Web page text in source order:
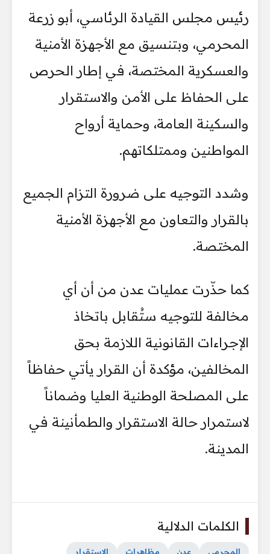
رئيس مجلس القيادة الرئاسي، أبو زرعة
المحرمي، وبتنسيق مع الأجهزة الأمنية
والعسكرية المختصة، في إطار الحرص
على الحفاظ على الأمن والاستقرار
والسكينة العامة، وحماية أرواح
المواطنين وممتلكاتهم.
وشدد التوجيه على ضرورة التزام الجميع
بالقرار والتعاون مع الأجهزة الأمنية
المختصة.
كما حذّرت عمليات عدن من أن أي
مخالفة للتوجيه ستُقابل باتخاذ
الإجراءات القانونية اللازمة بحق
المخالفين، مؤكدة أن القرار يأتي حفاظاً
على المصلحة الوطنية العليا وضماناً
لاستمرار حالة الاستقرار والطمأنينة في
المدينة.
الكلمات الدلالية
المحرمي عدن مظاهرات الإستقرار